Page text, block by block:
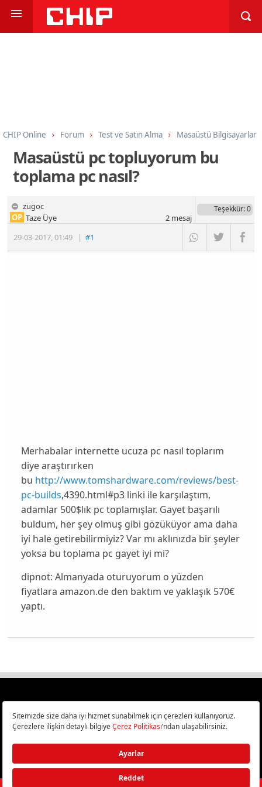
CHIP Online Forum Test ve Satın Alma Masaüstü Bilgisayarlar
Masaüstü pc topluyorum bu
toplama pc nasıl?
zugoc
29-03-2017,01:49 |#1
OP Taze Üye
Teşekkür: 0
2mesaj
Merhabalar internette ucuza pc nasıl toplarım
diye araştırırken
bu http://www.tomshardware.com/reviews/best-
pc-builds,4390.html#p3 linki ile karşılaştım,
adamlar 500$lık pc toplamışlar. Gayet başarılı
buldum, her şey olmuş gibi gözüküyor ama daha
iyi hale getirebilirmiyiz? Var mı aklınızda bir şeyler
yoksa bu toplama pc gayet iyi mi?
dipnot: Almanyada oturuyorum o yüzden
fiyatlara amazon.de den baktım ve yaklaşık 570€
yaptı.
Türkiye
Bilişim ve Teknoloji Haberleri CHIP Online’da!